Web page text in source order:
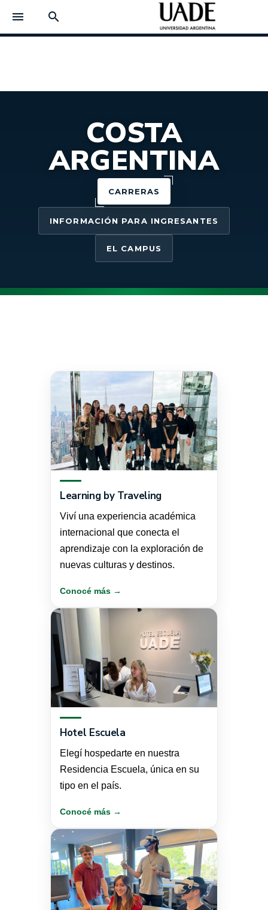
menu search
COSTA
ARGENTINA
CARRERAS
INFORMACIÓN PARA INGRESANTES
EL CAMPUS
Learning by Traveling
Viví una experiencia académica
internacional que conecta el
aprendizaje con la exploración de
nuevas culturas y destinos.
Conocé más →
Hotel Escuela
Elegí hospedarte en nuestra
Residencia Escuela, única en su
tipo en el país.
Conocé más →